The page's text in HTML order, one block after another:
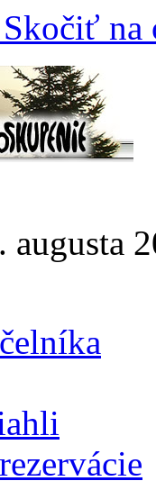
na
augusta